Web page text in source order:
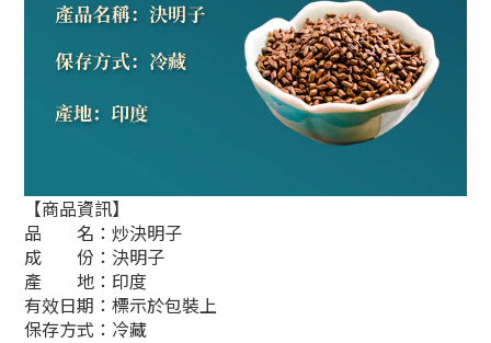
【商品資訊】
品 名：炒決明子
成 份：決明子
產 地：印度
有效日期：標示於包裝上
保存方式：冷藏